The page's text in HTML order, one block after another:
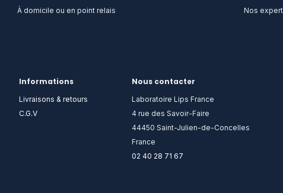
À domicile ou en point relais​ Nos
Informations
Livraisons & retours
C.G.V
Nous contacter
Laboratoire Lips France
4 rue des Savoir-Faire
44450 Saint-Julien-de-Concelles
France
02 40 28 71 67